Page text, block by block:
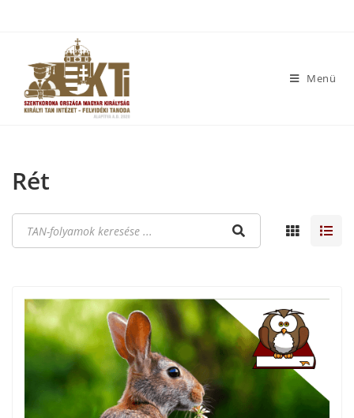
Menü
Rét